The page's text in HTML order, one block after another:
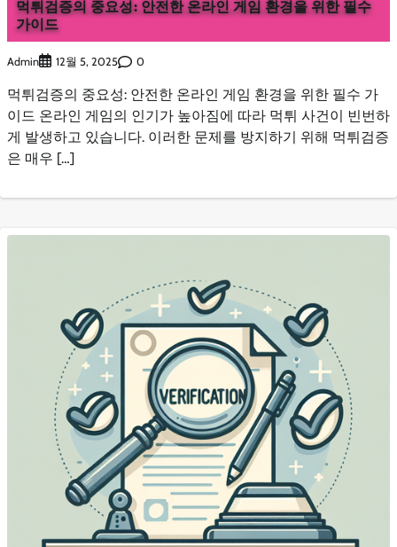
먹튀검증의 중요성: 안전한 온라인 게임 환경을 위한 필수
가이드
Admin 12월 5, 2025 0
먹튀검증의 중요성: 안전한 온라인 게임 환경을 위한 필수 가
이드 온라인 게임의 인기가 높아짐에 따라 먹튀 사건이 빈번하
게 발생하고 있습니다. 이러한 문제를 방지하기 위해 먹튀검증
은 매우 […]